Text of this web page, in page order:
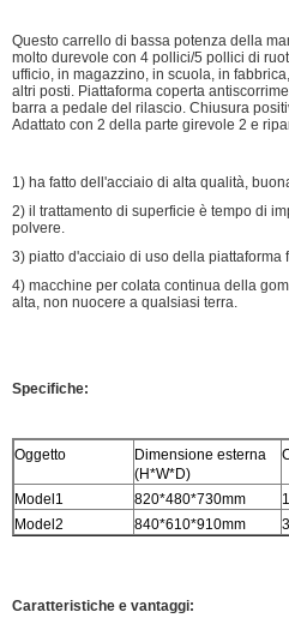
Questo carrello di bassa potenza della
molto durevole con 4 pollici/5 pollici di
ufficio, in magazzino, in scuola, in
altri posti. Piattaforma coperta
barra a pedale del rilascio. Chiusura
Adattato con 2 della parte girevole 2 e
1) ha fatto dell'acciaio di alta qualità,
2) il trattamento di superficie è tempo di
polvere.
3) piatto d'acciaio di uso della piattaforma
4) macchine per colata continua della
alta, non nuocere a qualsiasi terra.
Specifiche:
Oggetto
Dimensione esterna
(H*W*D)
Model1
820*480*730mm
Model2
840*610*910mm
Caratteristiche e vantaggi: